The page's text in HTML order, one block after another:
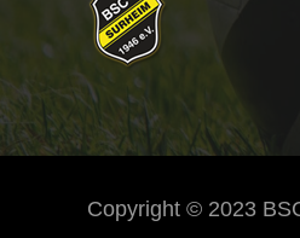
Copyright © 2023